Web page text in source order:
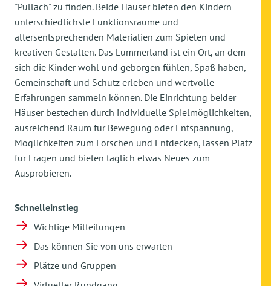
"Pullach" zu finden. Beide Häuser bieten den Kindern
unterschiedlichste Funktionsräume und
altersentsprechenden Materialien zum Spielen und
kreativen Gestalten. Das Lummerland ist ein Ort, an dem
sich die Kinder wohl und geborgen fühlen, Spaß haben,
Gemeinschaft und Schutz erleben und wertvolle
Erfahrungen sammeln können. Die Einrichtung beider
Häuser bestechen durch individuelle Spielmöglichkeiten,
ausreichend Raum für Bewegung oder Entspannung,
Möglichkeiten zum Forschen und Entdecken, lassen Platz
für Fragen und bieten täglich etwas Neues zum
Ausprobieren.
Schnelleinstieg
Wichtige Mitteilungen
Das können Sie von uns erwarten
Plätze und Gruppen